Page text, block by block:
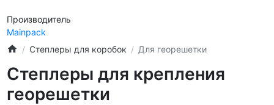
Производитель
Mainpack
Степлеры для коробок
Для георешетки
Степлеры для крепления
георешетки